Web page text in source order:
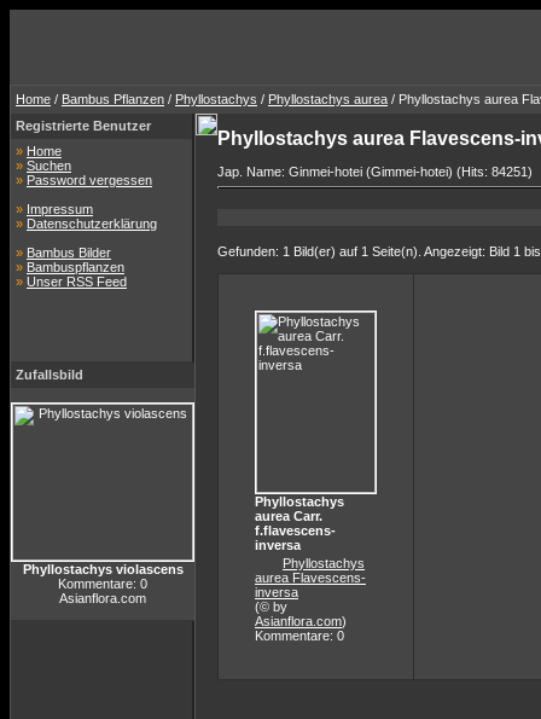
Home / Bambus Pflanzen / Phyllostachys / Phyllostachys aurea / Phyllostachys aurea
Registrierte Benutzer
» Home
» Suchen
» Password vergessen
» Impressum
» Datenschutzerklärung
» Bambus Bilder
» Bambuspflanzen
» Unser RSS Feed
Zufallsbild
Phyllostachys violascens
Kommentare: 0
Asianflora.com
Phyllostachys aurea Flavescens-
Jap. Name: Ginmei-hotei (Gimmei-hotei) (Hits: 84251)
Gefunden: 1 Bild(er) auf 1 Seite(n). Angezeigt: Bild 1
Phyllostachys
aurea Carr.
f.flavescens-
inversa
Phyllostachys
aurea Flavescens-
inversa
(© by
Asianflora.com)
Kommentare: 0